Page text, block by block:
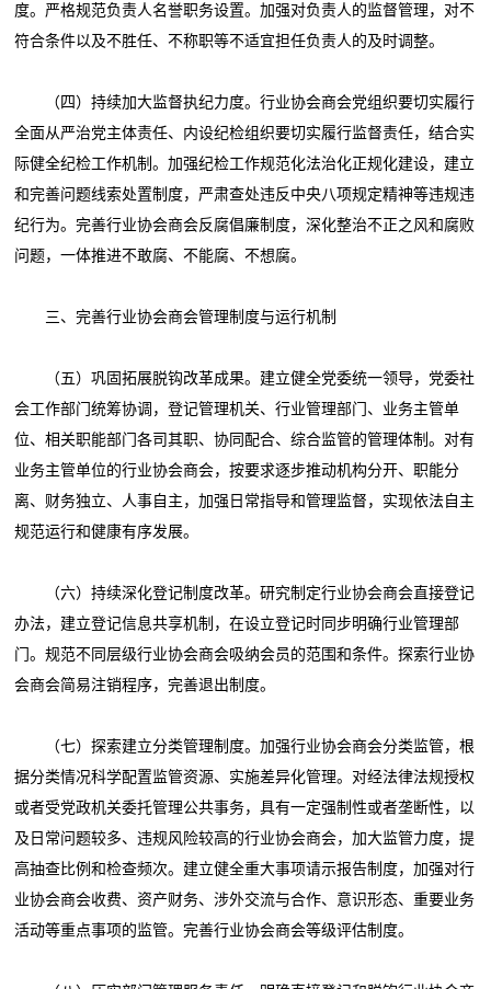
度。严格规范负责人名誉职务设置。加强对负责人的监督管理，对不
符合条件以及不胜任、不称职等不适宜担任负责人的及时调整。
（四）持续加大监督执纪力度。行业协会商会党组织要切实履行
全面从严治党主体责任、内设纪检组织要切实履行监督责任，结合实
际健全纪检工作机制。加强纪检工作规范化法治化正规化建设，建立
和完善问题线索处置制度，严肃查处违反中央八项规定精神等违规违
纪行为。完善行业协会商会反腐倡廉制度，深化整治不正之风和腐败
问题，一体推进不敢腐、不能腐、不想腐。
三、完善行业协会商会管理制度与运行机制
（五）巩固拓展脱钩改革成果。建立健全党委统一领导，党委社
会工作部门统筹协调，登记管理机关、行业管理部门、业务主管单
位、相关职能部门各司其职、协同配合、综合监管的管理体制。对有
业务主管单位的行业协会商会，按要求逐步推动机构分开、职能分
离、财务独立、人事自主，加强日常指导和管理监督，实现依法自主
规范运行和健康有序发展。
（六）持续深化登记制度改革。研究制定行业协会商会直接登记
办法，建立登记信息共享机制，在设立登记时同步明确行业管理部
门。规范不同层级行业协会商会吸纳会员的范围和条件。探索行业协
会商会简易注销程序，完善退出制度。
（七）探索建立分类管理制度。加强行业协会商会分类监管，根
据分类情况科学配置监管资源、实施差异化管理。对经法律法规授权
或者受党政机关委托管理公共事务，具有一定强制性或者垄断性，以
及日常问题较多、违规风险较高的行业协会商会，加大监管力度，提
高抽查比例和检查频次。建立健全重大事项请示报告制度，加强对行
业协会商会收费、资产财务、涉外交流与合作、意识形态、重要业务
活动等重点事项的监管。完善行业协会商会等级评估制度。